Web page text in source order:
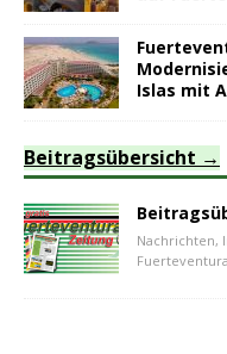
Islas mit
Beitragsübersicht
Nachrichten,
Fuerteventura